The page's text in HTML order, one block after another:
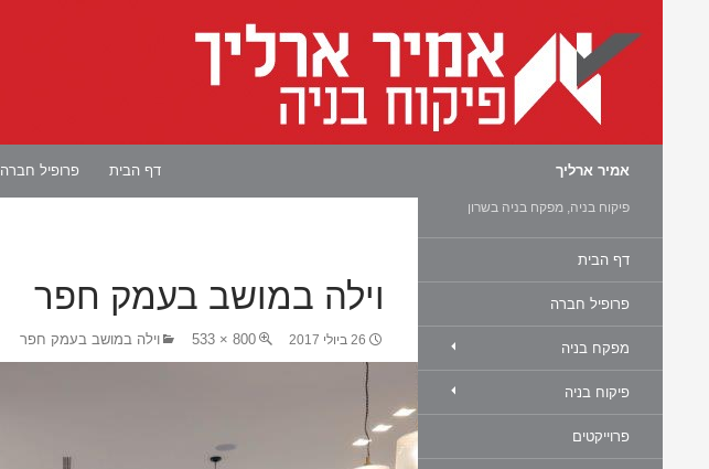
אמיר ארליך
דף הבית
פרופיל חברה
וילה במושב בעמק חפר
26 ביולי 2017 800 × 533 וילה במושב בעמק חפר
פיקוח בניה, מפקח בניה בשרון
דף הבית
פרופיל חברה
מפקח בניה
פיקוח בניה
פרוייקטים